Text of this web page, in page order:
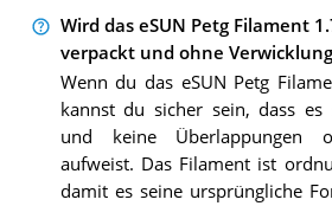
Wird das eSUN Petg Filament
verpackt und ohne
Wenn du das eSUN Petg
kannst du sicher sein, dass
und keine Überlappungen
aufweist. Das Filament ist
damit es seine ursprüngliche